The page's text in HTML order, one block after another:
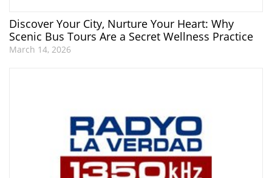
Discover Your City, Nurture Your Heart: Why
Scenic Bus Tours Are a Secret Wellness Practice
March 14, 2026